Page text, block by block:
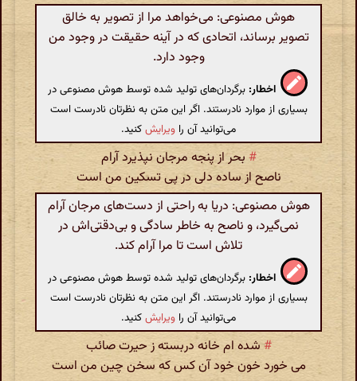
هوش مصنوعی: می‌خواهد مرا از تصویر به خالق
تصویر برساند، اتحادی که در آینه حقیقت در وجود من
وجود دارد.
اخطار: برگردان‌های تولید شده توسط هوش مصنوعی در
بسیاری از موارد نادرستند. اگر این متن به نظرتان نادرست است
می‌توانید آن را ویرایشکنید.
# بحر از پنجه مرجان نپذیرد آرام
ناصح از ساده دلی در پی تسکین من است
هوش مصنوعی: دریا به راحتی از دست‌های مرجان آرام
نمی‌گیرد، و ناصح به خاطر سادگی و بی‌دقتی‌اش در
تلاش است تا مرا آرام کند.
اخطار: برگردان‌های تولید شده توسط هوش مصنوعی در
بسیاری از موارد نادرستند. اگر این متن به نظرتان نادرست است
می‌توانید آن را ویرایشکنید.
#شده ام خانه دربسته ز حیرت صائب
می خورد خون خود آن کس که سخن چین من است